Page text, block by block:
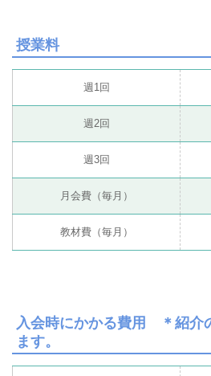
授業料
週1回
週2回
週3回
月会費（毎月）
教材費（毎月）
入会時にかかる費用 ＊紹介
ます。